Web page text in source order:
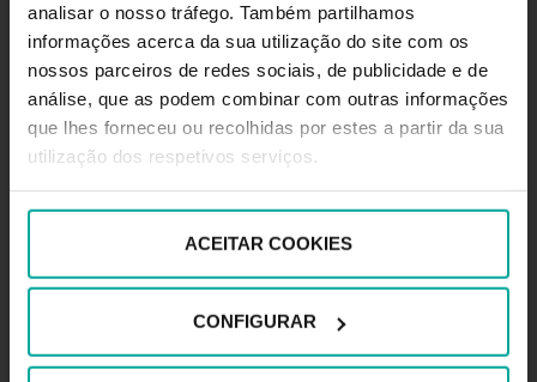
analisar o nosso tráfego. Também partilhamos
informações acerca da sua utilização do site com os
nossos parceiros de redes sociais, de publicidade e de
análise, que as podem combinar com outras informações
que lhes forneceu ou recolhidas por estes a partir da sua
utilização dos respetivos serviços.
ACEITAR COOKIES
CONFIGURAR
COMO CHEGAR
HORÁRIO
24 horas
DESCRIÇÃO